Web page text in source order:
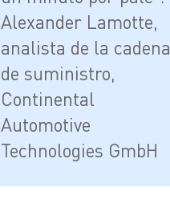
Alexander Lamotte,
analista de la cadena
de suministro,
Continental
Automotive
Technologies GmbH